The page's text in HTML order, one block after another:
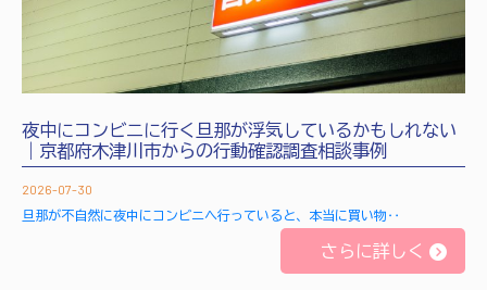
夜中にコンビニに行く旦那が浮気しているかもしれない
｜京都府木津川市からの行動確認調査相談事例
2026-07-30
旦那が不自然に夜中にコンビニへ行っていると、本当に買い物‥
さらに詳しく